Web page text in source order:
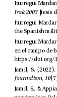
Journalism 10